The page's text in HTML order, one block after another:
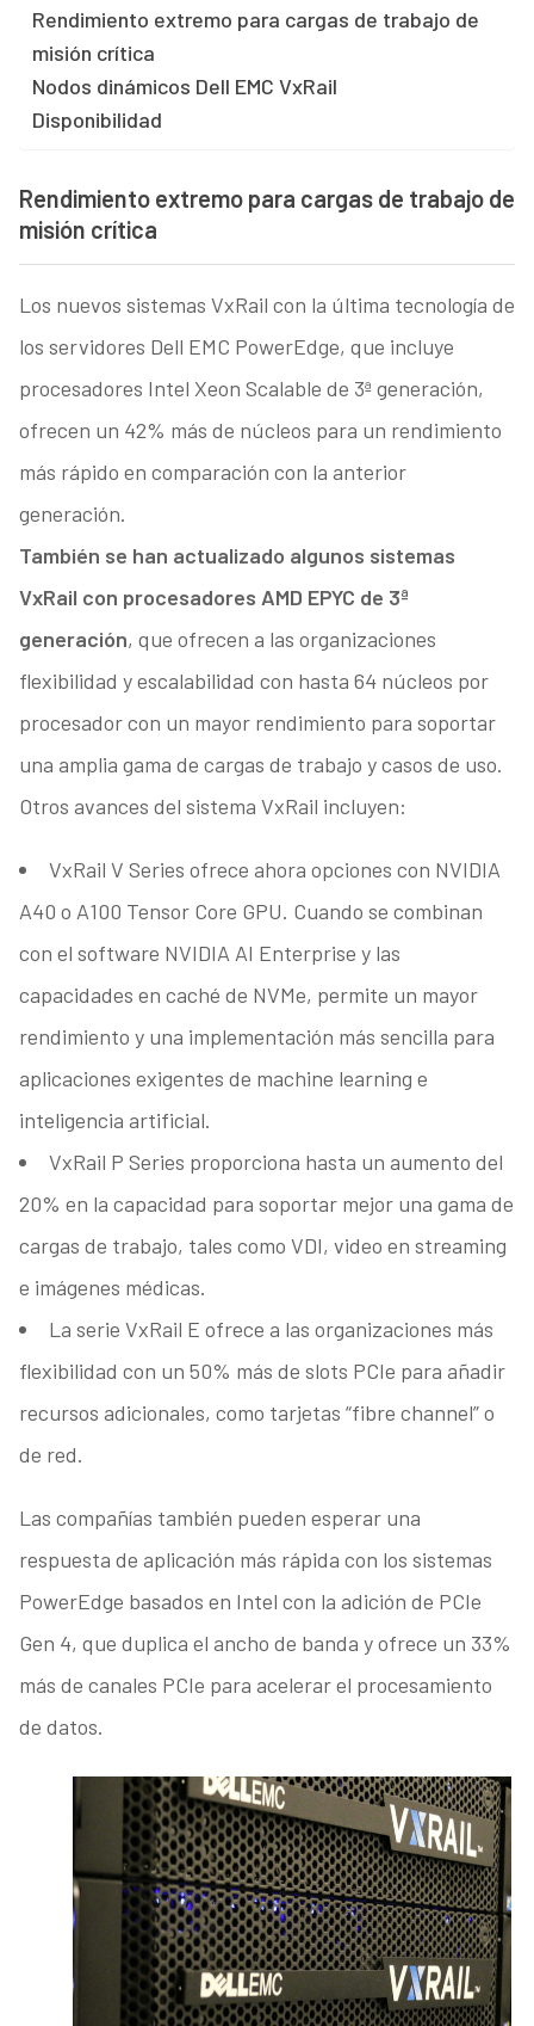
Rendimiento extremo para cargas de trabajo de
misión crítica
Nodos dinámicos Dell EMC VxRail
Disponibilidad
Rendimiento extremo para cargas de trabajo de
misión crítica
Los nuevos sistemas VxRail con la última tecnología de
los servidores Dell EMC PowerEdge, que incluye
procesadores Intel Xeon Scalable de 3ª generación,
ofrecen un 42% más de núcleos para un rendimiento
más rápido en comparación con la anterior
generación.
También se han actualizado algunos sistemas
VxRail con procesadores AMD EPYC de 3ª
generación, que ofrecen a las organizaciones
flexibilidad y escalabilidad con hasta 64 núcleos por
procesador con un mayor rendimiento para soportar
una amplia gama de cargas de trabajo y casos de uso.
Otros avances del sistema VxRail incluyen:
VxRail V Series ofrece ahora opciones con NVIDIA
A40 o A100 Tensor Core GPU. Cuando se combinan
con el software NVIDIA AI Enterprise y las
capacidades en caché de NVMe, permite un mayor
rendimiento y una implementación más sencilla para
aplicaciones exigentes de machine learning e
inteligencia artificial.
VxRail P Series proporciona hasta un aumento del
20% en la capacidad para soportar mejor una gama de
cargas de trabajo, tales como VDI, video en streaming
e imágenes médicas.
La serie VxRail E ofrece a las organizaciones más
flexibilidad con un 50% más de slots PCIe para añadir
recursos adicionales, como tarjetas “fibre channel” o
de red.
Las compañías también pueden esperar una
respuesta de aplicación más rápida con los sistemas
PowerEdge basados en Intel con la adición de PCIe
Gen 4, que duplica el ancho de banda y ofrece un 33%
más de canales PCIe para acelerar el procesamiento
de datos.